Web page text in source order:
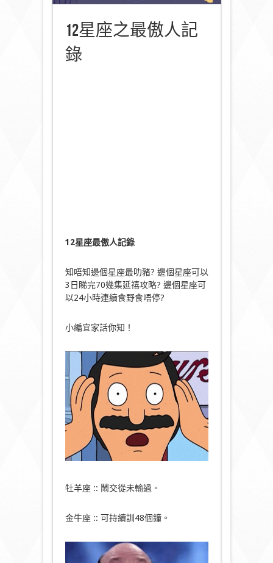
12星座之最傲人記
錄
12星座最傲人記錄
知唔知邊個星座最叻豬? 邊個星座可以
3日睇完70幾集延禧攻略? 邊個星座可
以24小時連續食野食唔停?
小編宜家話你知！
牡羊座 :: 鬧交從未輸過。
金牛座 :: 可持續訓48個鐘。